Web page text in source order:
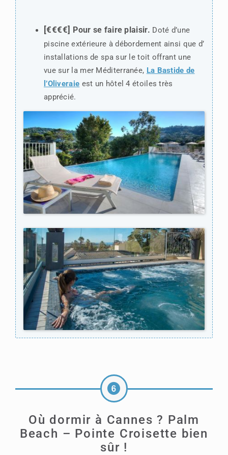
[€€€€] Pour se faire plaisir. Doté d’une
piscine extérieure à débordement ainsi que d’
installations de spa sur le toit offrant une
vue sur la mer Méditerranée, La Bastide de
l’Oliveraie est un hôtel 4 étoiles très
apprécié.
Où dormir à Cannes ? Palm
Beach – Pointe Croisette bien
sûr !